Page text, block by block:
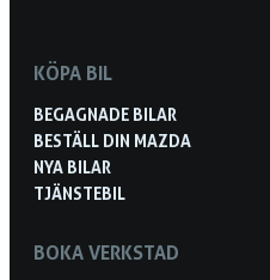
KÖPA BIL
BEGAGNADE BILAR
BESTÄLL DIN MAZDA
NYA BILAR
TJÄNSTEBIL
BOKA VERKSTAD